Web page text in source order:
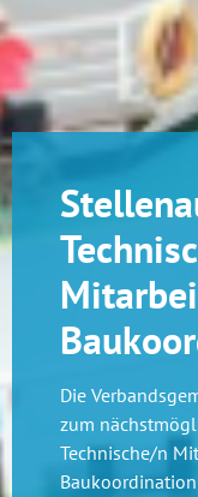
Die
zum
Technische/n